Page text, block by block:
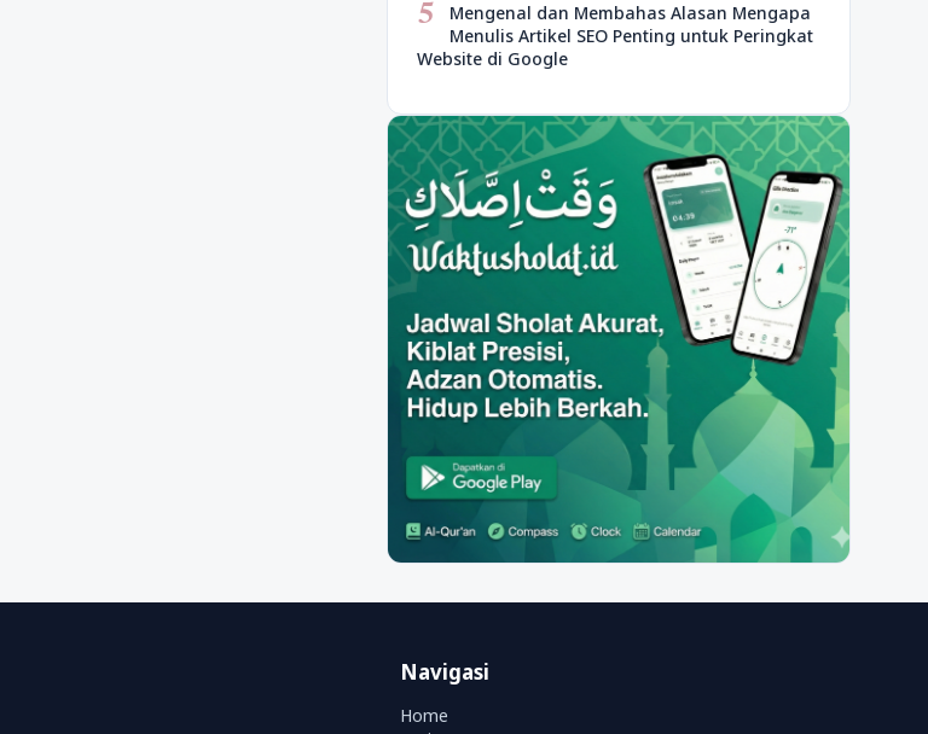
5
Mengenal dan Membahas Alasan Mengapa
Menulis Artikel SEO Penting untuk Peringkat
Website di Google
Navigasi
Home